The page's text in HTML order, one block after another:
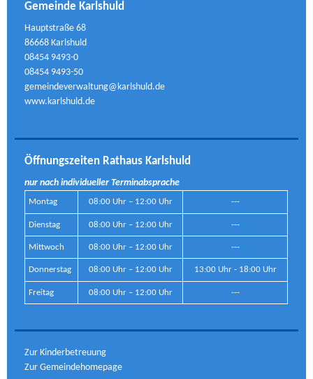
Gemeinde Karlshuld
Hauptstraße 68
86668 Karlshuld
08454 9493-0
08454 9493-50
gemeindeverwaltung@karlshuld.de
www.karlshuld.de
Öffnungszeiten Rathaus Karlshuld
nur nach individueller Terminabsprache
Montag 08:00 Uhr – 12:00 Uhr ---
Dienstag 08:00 Uhr – 12:00 Uhr ---
Mittwoch 08:00 Uhr – 12:00 Uhr ---
Donnerstag 08:00 Uhr – 12:00 Uhr 13:00 Uhr - 18:00 Uhr
Freitag 08:00 Uhr – 12:00 Uhr ---
Zur Kinderbetreuung
Zur Gemeindehomepage